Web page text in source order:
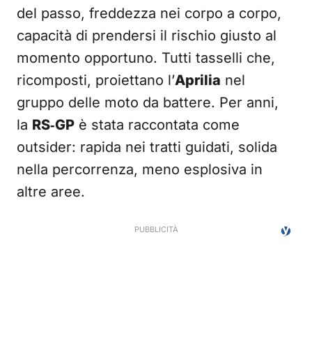
del passo, freddezza nei corpo a corpo,
capacità di prendersi il rischio giusto al
momento opportuno. Tutti tasselli che,
ricomposti, proiettano l’Aprilia nel
gruppo delle moto da battere. Per anni,
la RS‑GP è stata raccontata come
outsider: rapida nei tratti guidati, solida
nella percorrenza, meno esplosiva in
altre aree.